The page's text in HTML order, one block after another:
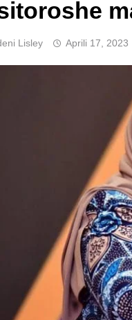
Lisley Aprili 17, 2023